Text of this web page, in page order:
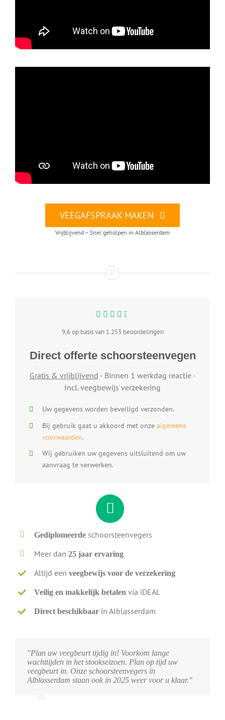
VEEGAFSPRAAK MAKEN
Vrijblijvend – Snel geholpen in Alblasserdam
9,6 op basis van 1.253 beoordelingen
Direct offerte schoorsteenvegen
Gratis & vrijblijvend - Binnen 1 werkdag reactie -
Incl. veegbewijs verzekering
Uw gegevens worden beveiligd verzonden.
Bij gebruik gaat u akkoord met onze algemene
voorwaarden.
Wij gebruiken uw gegevens uitsluitend om uw
aanvraag te verwerken.
Gediplomeerde schoorsteenvegers
Meer dan25 jaar ervaring
Altijd eenveegbewijs voor de verzekering
Veilig en makkelijk betalen via iDEAL
Direct beschikbaar in Alblasserdam
"Plan uw veegbeurt tijdig in! Voorkom lange
wachttijden in het stookseizoen. Plan op tijd uw
veegbeurt in. Onze schoorsteenvegers in
Alblasserdam staan ook in 2025 weer voor u klaar."